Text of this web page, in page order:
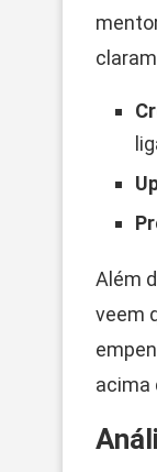
Além
veem
acima